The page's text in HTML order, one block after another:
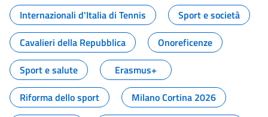
Internazionali d'Italia di Tennis
Sport e società
Cavalieri della Repubblica
Onoreficenze
Sport e salute
Erasmus+
Riforma dello sport
Milano Cortina 2026